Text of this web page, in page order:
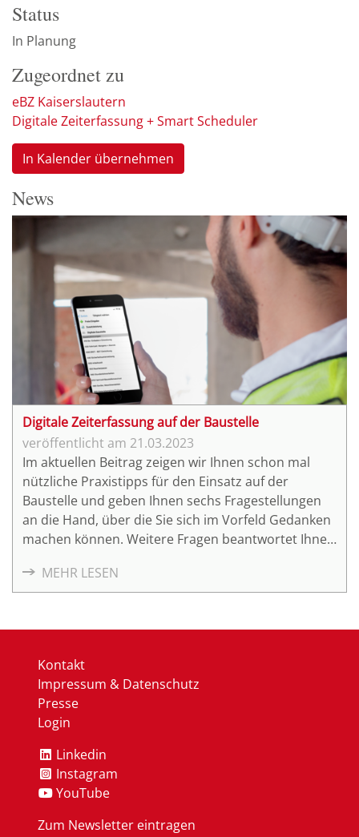
Status
In Planung
Zugeordnet zu
eBZ Kaiserslautern
Digitale Zeiterfassung + Smart Scheduler
In Kalender übernehmen
News
Digitale Zeiterfassung auf der Baustelle
21.03.2023
Im aktuellen Beitrag zeigen wir Ihnen schon mal
nützliche Praxistipps für den Einsatz auf der
Baustelle und geben Ihnen sechs Fragestellungen
an die Hand, über die Sie sich im Vorfeld Gedanken
machen können. Weitere Fragen beantwortet Ihnen
KompetenzZentrum in Kaiserslautern.
MEHR LESEN
Kontakt
Impressum & Datenschutz
Presse
Login
Linkedin
Instagram
YouTube
Zum Newsletter eintragen